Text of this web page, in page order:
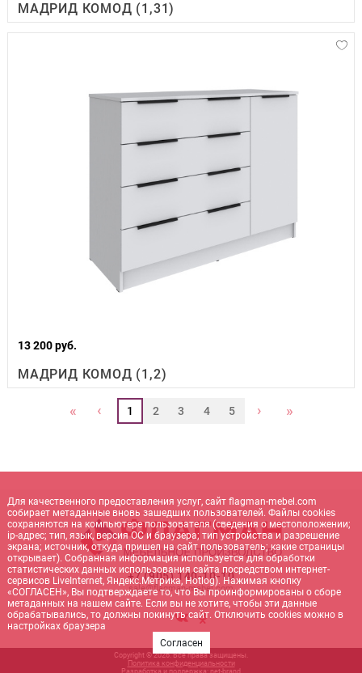
МАДРИД КОМОД (1,31)
13 200 руб.
МАДРИД КОМОД (1,2)
« ‹ 1 2 3 4 5 › »
+7 (905) 140-10-10
sale@flagman-mebel.com
Copyright © 2026. Все права защищены.
Политика конфиденциальности
Разработка и поддержка: net- brand
Для качественного предоставления услуг, сайт flagman-mebel.com
собирает метаданные вновь зашедших пользователей. Файлы cookies
сохраняются на компьютере пользователя (сведения о местоположении;
ip-адрес; тип, язык, версия ОС и браузера; тип устройства и разрешение
экрана; источник, откуда пришел на сайт пользователь; какие страницы
открывает). Собранная информация используется для обработки
статистических данных использования сайта посредством интернет-
сервисов LiveInternet, Яндекс.Метрика, Hotlog). Нажимая кнопку
«СОГЛАСЕН», Вы подтверждаете то, что Вы проинформированы о сборе
метаданных на нашем сайте. Если вы не хотите, чтобы эти данные
обрабатывались, то должны покинуть сайт. Отключить cookies можно в
настройках браузера
Согласен